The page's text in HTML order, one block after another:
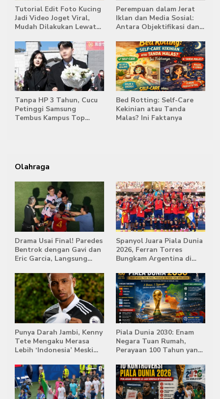
Tutorial Edit Foto Kucing
Jadi Video Joget Viral,
Mudah Dilakukan Lewat
Perempuan dalam Jerat
Iklan dan Media Sosial:
Antara Objektifikasi dan
Tanpa HP 3 Tahun, Cucu
Petinggi Samsung
Tembus Kampus Top
Bed Rotting: Self-Care
Kekinian atau Tanda
Malas? Ini Faktanya
Olahraga
Drama Usai Final! Paredes
Bentrok dengan Gavi dan
Eric Garcia, Langsung
Spanyol Juara Piala Dunia
2026, Ferran Torres
Bungkam Argentina di
Punya Darah Jambi, Kenny
Tete Mengaku Merasa
Lebih ‘Indonesia’ Meski
Piala Dunia 2030: Enam
Negara Tuan Rumah,
Perayaan 100 Tahun yang